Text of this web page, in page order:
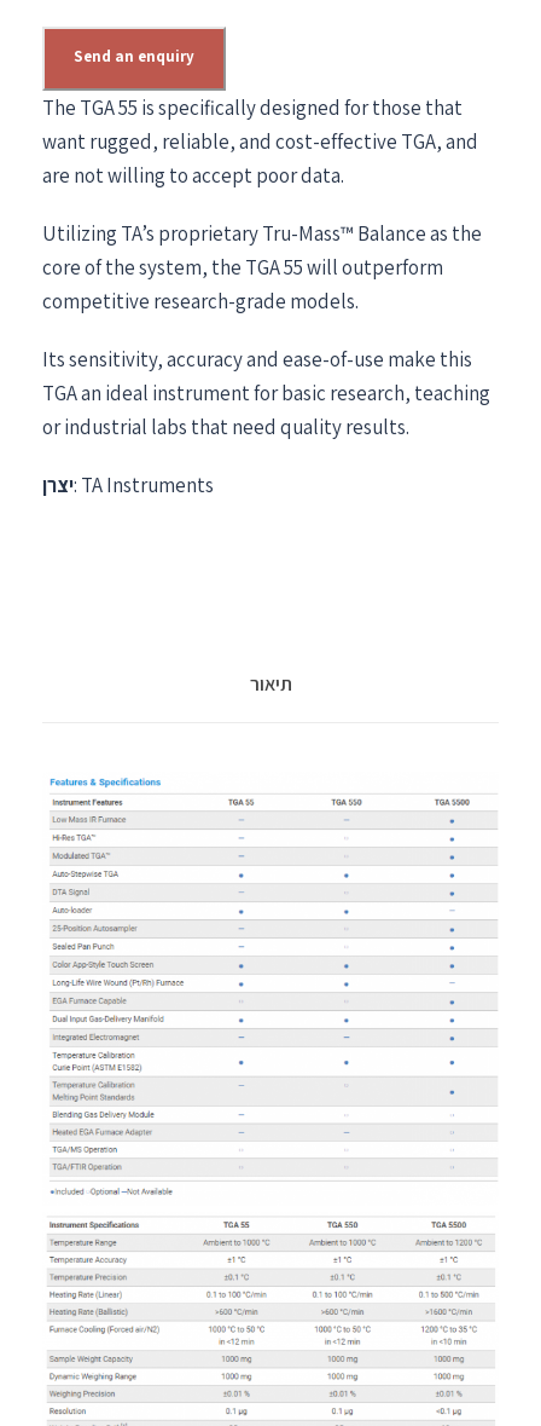
Send an enquiry
The TGA 55 is specifically designed for those that
want rugged, reliable, and cost-effective TGA, and
are not willing to accept poor data.
Utilizing TA’s proprietary Tru-Mass™ Balance as the
core of the system, the TGA 55 will outperform
competitive research-grade models.
Its sensitivity, accuracy and ease-of-use make this
TGA an ideal instrument for basic research, teaching
or industrial labs that need quality results.
יצרן: TA Instruments
תיאור